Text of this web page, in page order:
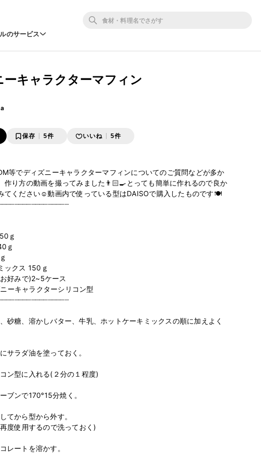
のサービス
ーキャラクターマフィン
保存 5件 いいね 5件
等でディズニーキャラクターマフィンについてのご質問などが多か
作り方の動画を撮ってみました👨🏻‍🍳とっても簡単に作れるので良か
てください☺️動画内で使っている型はDAISOで購入したものです🍽
ｇ
ｇ
ックス 150ｇ
好みで)2~5ケース
ーキャラクターシリコン型
糖、溶かしバター、牛乳、ホットケーキミックスの順に加えよく
ラダ油を塗っておく。
ン型に入れる(２分の１程度)
ンで170°15分焼く。
から型から外す。
度使用するので洗っておく)
ートを溶かす。